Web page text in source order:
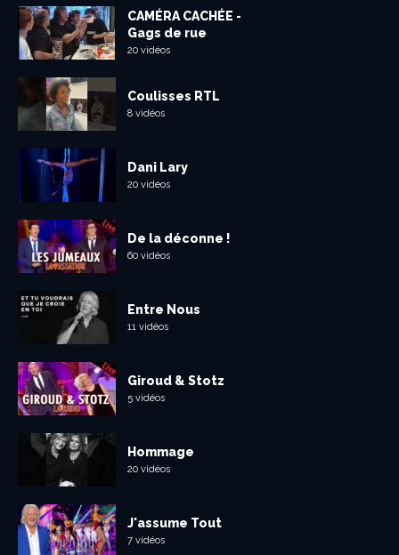
CAMÉRA CACHÉE -
Gags de rue
20 vidéos
Coulisses RTL
8 vidéos
Dani Lary
20 vidéos
De la déconne !
60 vidéos
Entre Nous
11 vidéos
Giroud & Stotz
5 vidéos
Hommage
20 vidéos
J'assume Tout
7 vidéos